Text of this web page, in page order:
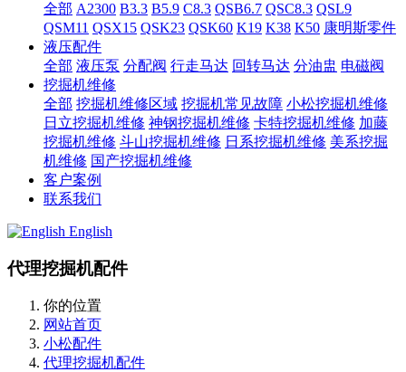
全部 A2300 B3.3 B5.9 C8.3 QSB6.7 QSC8.3 QSL9
QSM11 QSX15 QSK23 QSK60 K19 K38 K50 康明斯零件
液压配件
全部 液压泵 分配阀 行走马达 回转马达 分油盅 电磁阀
挖掘机维修
全部 挖掘机维修区域 挖掘机常见故障 小松挖掘机维修
日立挖掘机维修 神钢挖掘机维修 卡特挖掘机维修 加藤
挖掘机维修 斗山挖掘机维修 日系挖掘机维修 美系挖掘
机维修 国产挖掘机维修
客户案例
联系我们
English
代理挖掘机配件
你的位置
网站首页
小松配件
代理挖掘机配件